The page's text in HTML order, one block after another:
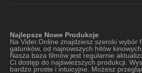
Najlepsze Nowe Produkcje
Na Vider.Online znajdziesz szeroki wybór
gatunków, od najnowszych hitów
Nasza baza filmów jest regularnie
Ci dostęp do najświeższych produkcji.
bardzo proste i intuicyjne. Możesz